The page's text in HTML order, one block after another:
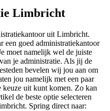
Limbricht
uit Limbricht.
een goed administratiekantoor
moet namelijk wel de juiste
je administratie. Als jij de
bevelen wij jou aan om
jou namelijk met een paar
keuze uit kunt komen. Zo kan
de beste optie selecteren
Spring direct naar: